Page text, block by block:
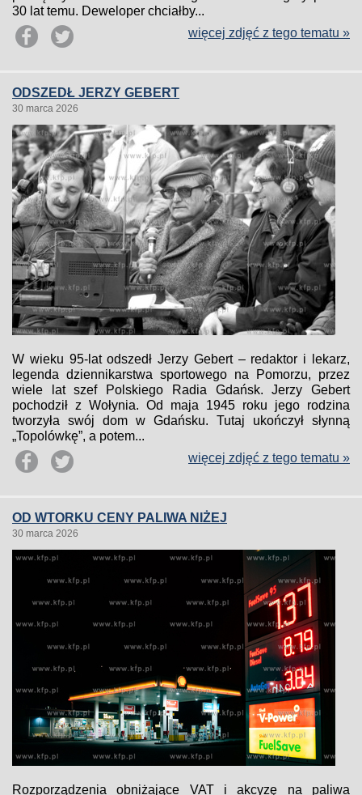
30 lat temu. Deweloper chciałby...
więcej zdjęć z tego tematu »
ODSZEDŁ JERZY GEBERT
30 marca 2026
W wieku 95-lat odszedł Jerzy Gebert – redaktor i lekarz,
legenda dziennikarstwa sportowego na Pomorzu, przez
wiele lat szef Polskiego Radia Gdańsk. Jerzy Gebert
pochodził z Wołynia. Od maja 1945 roku jego rodzina
tworzyła swój dom w Gdańsku. Tutaj ukończył słynną
„Topolówkę”, a potem...
więcej zdjęć z tego tematu »
OD WTORKU CENY PALIWA NIŻEJ
30 marca 2026
Rozporządzenia obniżające VAT i akcyzę na paliwa